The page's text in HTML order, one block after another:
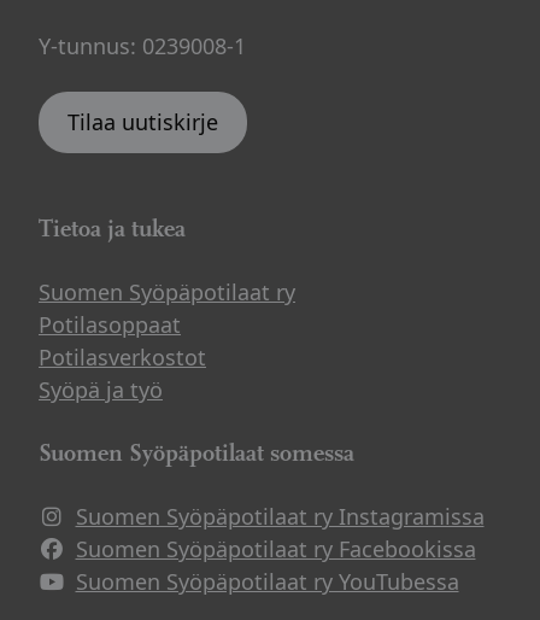
Y-tunnus: 0239008-1
Tilaa uutiskirje
Tietoa ja tukea
Suomen Syöpäpotilaat ry
Potilasoppaat
Potilasverkostot
Syöpä ja työ
Suomen Syöpäpotilaat somessa
Suomen Syöpäpotilaat ry Instagramissa
Suomen Syöpäpotilaat ry Facebookissa
Suomen Syöpäpotilaat ry YouTubessa